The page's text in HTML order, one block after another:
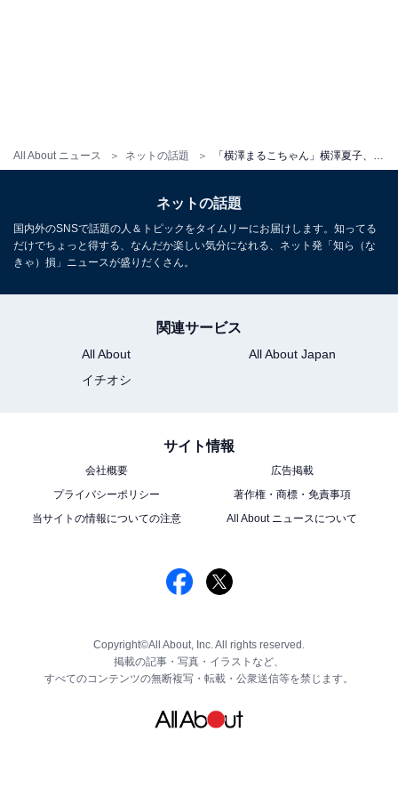
All About ニュース ネットの話題
ネットの話題
国内外のSNSで話題の人＆トピックをタイムリーにお届けします。知ってる
だけでちょっと得する、なんだか楽しい気分になれる、ネット発「知ら（な
きゃ）損」ニュースが盛りだくさん。
関連サービス
All About
All About Japan
イチオシ
サイト情報
会社概要
広告掲載
プライバシーポリシー
著作権・商標・免責事項
当サイトの情報についての注意
All About ニュースについて
Copyright©All About, Inc. All rights reserved.
掲載の記事・写真・イラストなど、
すべてのコンテンツの無断複写・転載・公衆送信等を禁じます。